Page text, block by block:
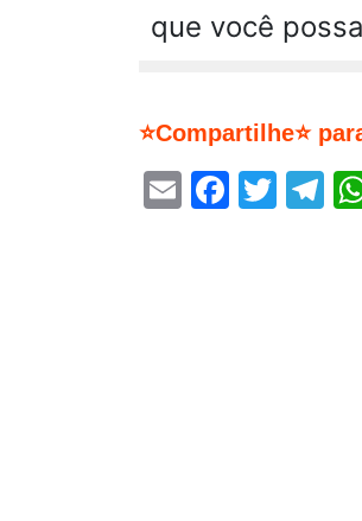
que você
⭐Compartilhe⭐
Email